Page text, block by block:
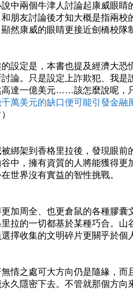
說中兩個牛津人討論起康威眼
朋友討論後才知大概是指兩校
然康威的眼睛更接近劍橋校隊
設定是，本書也提及經濟大恐
論。只是設定上詐欺犯、我是
高達一億美元……該怎麼說呢，
萬美元的缺口便可能引發金融
綁架到香格里拉後，發現眼前
中，擁有資質的人將能獲得更
世界沒有實益的智性挑戰。
加周全、也更倉鼠的各種膠囊
拉的一切都基於某種巧合。山
擇收集的文明碎片更關乎於個
情之處可大方向仍是隨緣，而
久隱密下去。不管就那個方向